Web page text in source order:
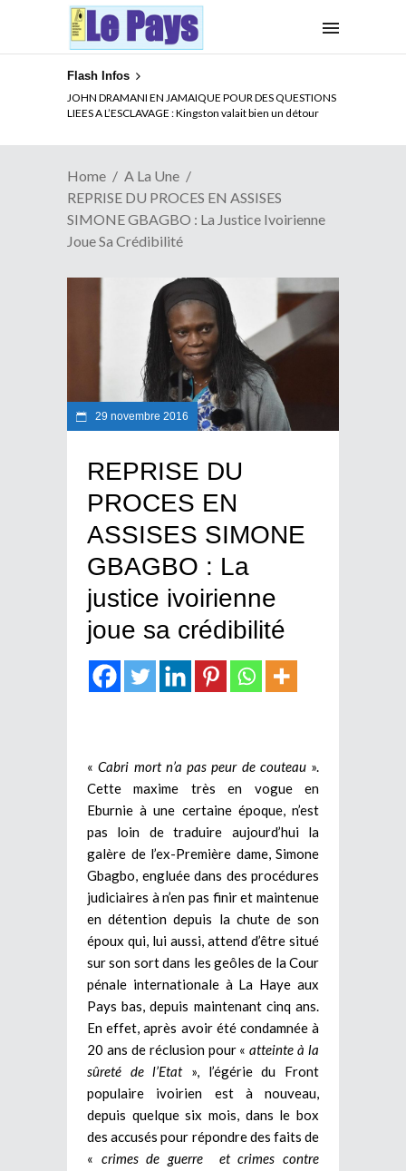
Flash Infos
ELECTION DE TALON A LA TETE DU SENAT BENINOIS :
Quand Patrice quitte le pouvoir sans partir !
Home
A La Une
REPRISE DU PROCES EN ASSISES
SIMONE GBAGBO : La Justice Ivoirienne
Joue Sa Crédibilité
29 novembre 2016
REPRISE DU
PROCES EN
ASSISES SIMONE
GBAGBO : La
justice ivoirienne
joue sa crédibilité
«Cabri mort n’a pas peur de couteau».
Cette maxime très en vogue en
Eburnie à une certaine époque, n’est
pas loin de traduire aujourd’hui la
galère de l’ex-Première dame, Simone
Gbagbo, engluée dans des procédures
judiciaires à n’en pas finir et maintenue
en détention depuis la chute de son
époux qui, lui aussi, attend d’être situé
sur son sort dans les geôles de la Cour
pénale internationale à La Haye aux
Pays bas, depuis maintenant cinq ans.
En effet, après avoir été condamnée à
20 ans de réclusion pour «atteinte à la
sûreté de l’Etat», l’égérie du Front
populaire ivoirien est à nouveau,
depuis quelque six mois, dans le box
des accusés pour répondre des faits de
« crimes de guerre et crimes contre